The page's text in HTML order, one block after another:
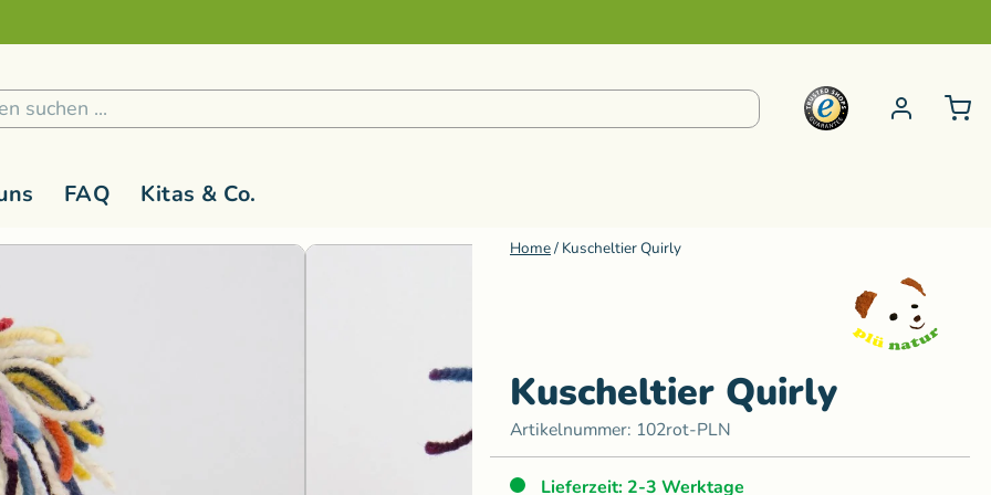
Holzfiguren
Rasseln & Greiflinge
Bausteine
Bau- und Konstruktionsspielzeug
Malen & Kneten
Musik & Klänge
Glückskäfer
Grimm's Holzspielzeug
Holzwald
Kallisto Stofftiere
Namaki Bio-Schminke
Nanchen Natur
natureZOO
Steiner Kuscheltiere
Sternengasse
Teenytini
Jahr
FAQ Kitas & Co.
Home/ Kuscheltier Quirly
Kuscheltier Quirly
Artikelnummer: 102rot-PLN
Lieferzeit: 2-3 Werktage